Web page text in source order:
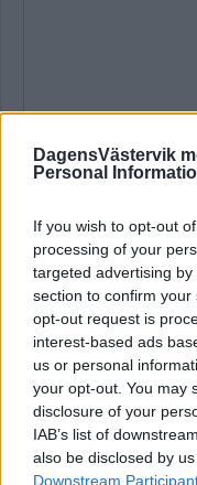
DagensVästervik
Personal
If you wish to opt-out
processing of your
targeted advertising
section to confirm
opt-out request is
interest-based ads
us or personal
your opt-out. You may
disclosure of your
IAB’s list of
also be disclosed by
Downstream
Företaget startades
följande som
"Bolaget skall direkt
egendom, bedriva
av material och
och elektroniska